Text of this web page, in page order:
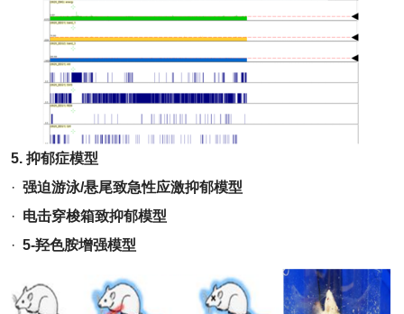
5. 抑郁症模型
· 强迫游泳/悬尾致急性应激抑郁模型
· 电击穿梭箱致抑郁模型
· 5-羟色胺增强模型